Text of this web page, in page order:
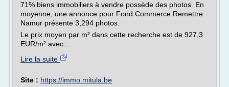
71% biens immobiliers à vendre possède des photos. En
moyenne, une annonce pour Fond Commerce Remettre
Namur présente 3,294 photos.
Le prix moyen par m² dans cette recherche est de 927,3
EUR/m² avec...
Lire la suite
Site : https://immo.mitula.be